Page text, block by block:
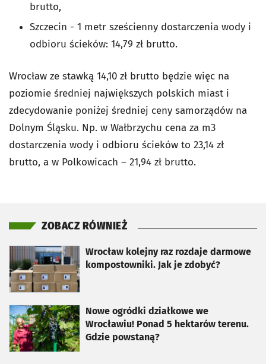
brutto,
Szczecin - 1 metr sześcienny dostarczenia wody i
odbioru ścieków: 14,79 zł brutto.
Wrocław ze stawką 14,10 zł brutto będzie więc na
poziomie średniej największych polskich miast i
zdecydowanie poniżej średniej ceny samorządów na
Dolnym Śląsku. Np. w Wałbrzychu cena za m3
dostarczenia wody i odbioru ścieków to 23,14 zł
brutto, a w Polkowicach – 21,94 zł brutto.
ZOBACZ RÓWNIEŻ
Wrocław kolejny raz rozdaje darmowe
kompostowniki. Jak je zdobyć?
otworzy się w nowej karcie
Nowe ogródki działkowe we
Wrocławiu! Ponad 5 hektarów terenu.
Gdzie powstaną?
otworzy się w nowej karcie